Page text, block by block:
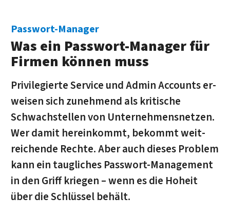
Passwort-Manager
Was ein Passwort-Manager für
Firmen können muss
Privi­legierte Service und Admin Accounts er­
weisen sich zu­nehmend als kritische
Schwach­stellen von Unter­nehmens­netzen.
Wer damit herein­kommt, bekommt weit­
reichende Rechte. Aber auch dieses Problem
kann ein taugliches Pass­wort-Manage­ment
in den Griff kriegen – wenn es die Hoheit
über die Schlüssel behält.